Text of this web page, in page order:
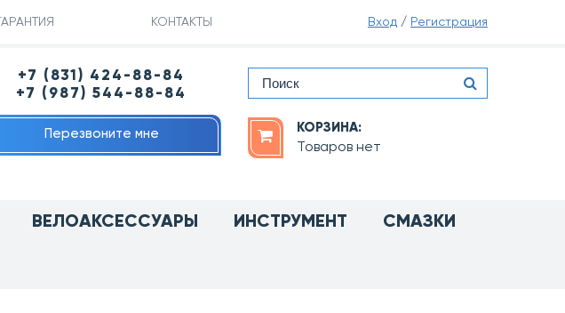
ГАРАНТИЯ КОНТАКТЫ Вход / Регистрация
+7 (831) 424-88-84
+7 (987) 544-88-84
Перезвоните мне КОРЗИНА:
Товаров нет
ВЕЛОАКСЕССУАРЫ ИНСТРУМЕНТ СМАЗКИ